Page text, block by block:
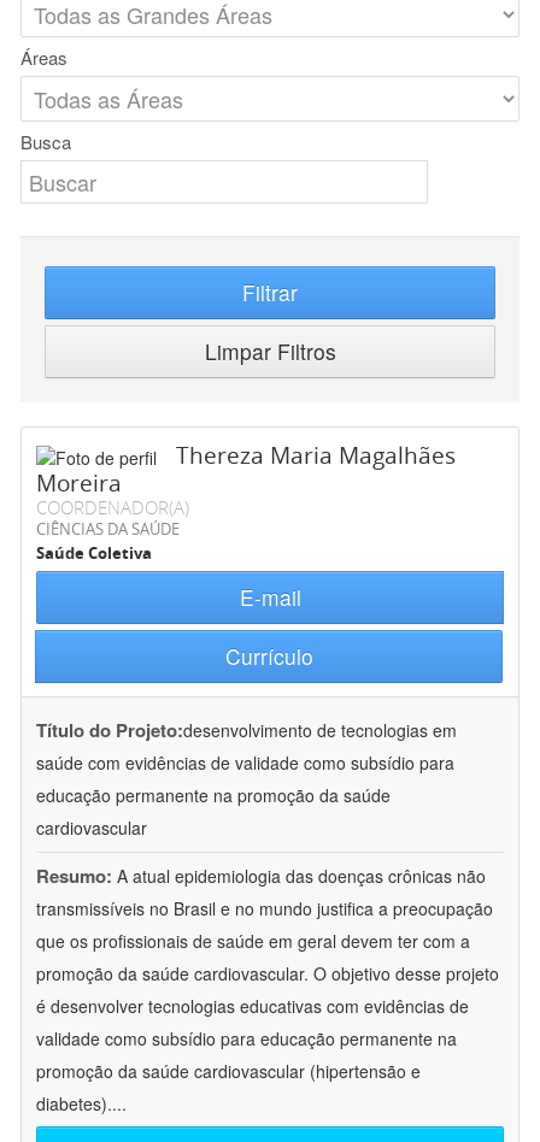
Áreas
Busca
Filtrar
Limpar Filtros
Thereza Maria Magalhães
Moreira
COORDENADOR(A)
CIÊNCIAS DA SAÚDE
Saúde Coletiva
E-mail
Currículo
Título do Projeto:desenvolvimento de tecnologias em
saúde com evidências de validade como subsídio para
educação permanente na promoção da saúde
cardiovascular
Resumo: A atual epidemiologia das doenças crônicas não
transmissíveis no Brasil e no mundo justifica a preocupação
que os profissionais de saúde em geral devem ter com a
promoção da saúde cardiovascular. O objetivo desse projeto
é desenvolver tecnologias educativas com evidências de
validade como subsídio para educação permanente na
promoção da saúde cardiovascular (hipertensão e
diabetes)....